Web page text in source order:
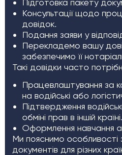
Консультації щодо
довідок.
Подання заяви у
Перекладемо вашу
забезпечимо її
Такі довідки часто
Працевлаштування за
на водійські або
Підтвердження
обміні прав в іншій країні.
Оформлення навчання
Ми пояснимо особливості
документів для різних